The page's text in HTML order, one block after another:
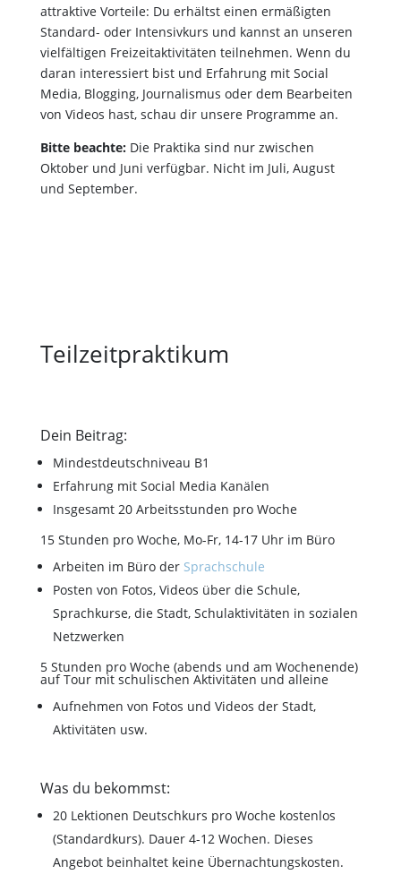
attraktive Vorteile: Du erhältst einen ermäßigten
Standard- oder Intensivkurs und kannst an unseren
vielfältigen Freizeitaktivitäten teilnehmen. Wenn du
daran interessiert bist und Erfahrung mit Social
Media, Blogging, Journalismus oder dem Bearbeiten
von Videos hast, schau dir unsere Programme an.
Bitte beachte:Die Praktika sind nur zwischen
Oktober und Juni verfügbar. Nicht im Juli, August
und September.
Teilzeitpraktikum
Dein Beitrag:
Mindestdeutschniveau B1
Erfahrung mit Social Media Kanälen
Insgesamt 20 Arbeitsstunden pro Woche
15 Stunden pro Woche, Mo-Fr, 14-17 Uhr im Büro
Arbeiten im Büro der Sprachschule
Posten von Fotos, Videos über die Schule,
Sprachkurse, die Stadt, Schulaktivitäten in sozialen
Netzwerken
5 Stunden pro Woche (abends und am Wochenende)
auf Tour mit schulischen Aktivitäten und alleine
Aufnehmen von Fotos und Videos der Stadt,
Aktivitäten usw.
Was du bekommst:
20 Lektionen Deutschkurs pro Woche kostenlos
(Standardkurs). Dauer 4-12 Wochen. Dieses
Angebot beinhaltet keine Übernachtungskosten.